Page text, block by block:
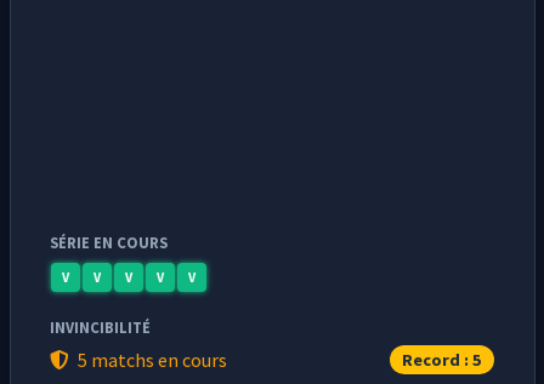
SÉRIE EN COURS
V V V V V
INVINCIBILITÉ
5 matchs en cours Record : 5